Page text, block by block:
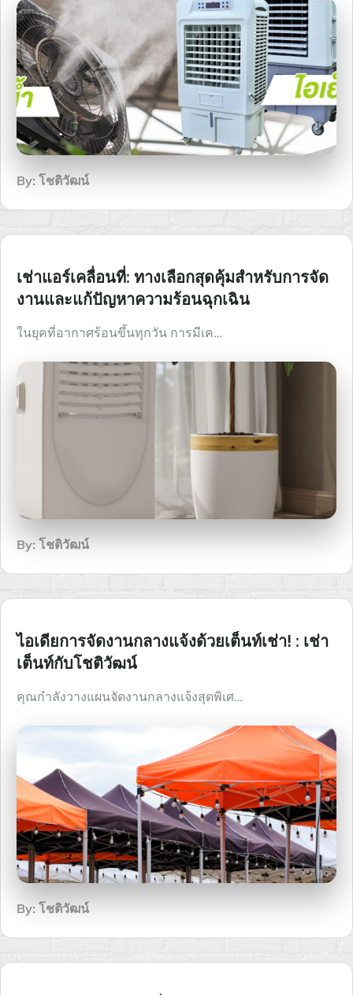
By: โชติวัฒน์
เช่าแอร์เคลื่อนที่: ทางเลือกสุดคุ้มสำหรับการจัด
งานและแก้ปัญหาความร้อนฉุกเฉิน
ในยุคที่อากาศร้อนขึ้นทุกวัน การมีเค…
By: โชติวัฒน์
ไอเดียการจัดงานกลางแจ้งด้วยเต็นท์เช่า! : เช่า
เต็นท์กับโชติวัฒน์
คุณกำลังวางแผนจัดงานกลางแจ้งสุดพิเศ…
By: โชติวัฒน์